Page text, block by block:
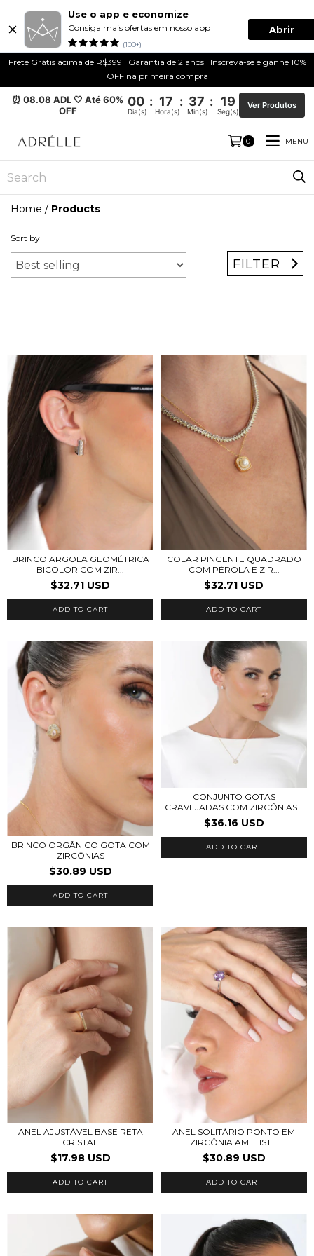
Use o app e economize
Consiga mais ofertas em nosso app
(100+)
Abrir
Frete Grátis acima de R$399 | Garantia de 2 anos | Inscreva-se e ganhe 10%
OFF na primeira compra
⏰ 08.08 ADL 🤍 Até 60%
OFF
00 : 17 : 37 : 18
Dia(s) Hora(s) Min(s) Seg(s)
Ver Produtos
0 MENU
Home / Products
Sort by
FILTER
BRINCO ARGOLA GEOMÉTRICA
BICOLOR COM ZIR...
$32.71 USD
ADD TO CART
COLAR PINGENTE QUADRADO
COM PÉROLA E ZIR...
$32.71 USD
ADD TO CART
BRINCO ORGÂNICO GOTA COM
ZIRCÔNIAS
$30.89 USD
ADD TO CART
CONJUNTO GOTAS
CRAVEJADAS COM ZIRCÔNIAS...
$36.16 USD
ADD TO CART
ANEL AJUSTÁVEL BASE RETA
CRISTAL
$17.98 USD
ADD TO CART
ANEL SOLITÁRIO PONTO EM
ZIRCÔNIA AMETIST...
$30.89 USD
ADD TO CART